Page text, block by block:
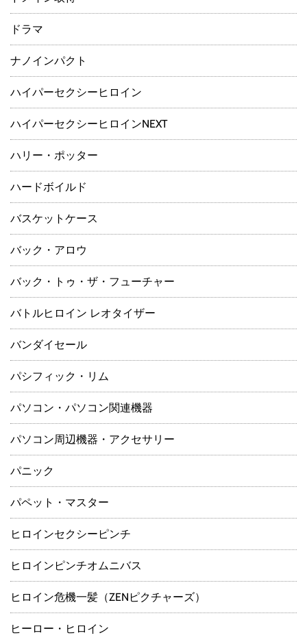
ドラマ
ナノインパクト
ハイパーセクシーヒロイン
ハイパーセクシーヒロインNEXT
ハリー・ポッター
ハードボイルド
バスケットケース
バック・アロウ
バック・トゥ・ザ・フューチャー
バトルヒロイン レオタイザー
バンダイセール
パシフィック・リム
パソコン・パソコン関連機器
パソコン周辺機器・アクセサリー
パニック
パペット・マスター
ヒロインセクシーピンチ
ヒロインピンチオムニバス
ヒロイン危機一髪（ZENピクチャーズ）
ヒーロー・ヒロイン